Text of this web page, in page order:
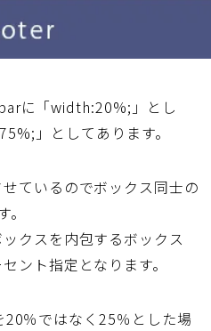
に「width:20%;」とし
」としてあります。
ているのでボックス同士の
クスを内包するボックス
ント指定となります。
％ではなく25％とした場